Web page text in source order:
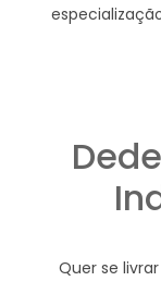
Quer se